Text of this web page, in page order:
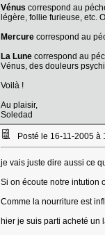
Vénus correspond au
légère, follie furieuse, etc.
Mercure correspond au
La Lune correspond au
Vénus, des douleurs
Voilà !
Au plaisir,
Soledad
Posté le 16-11-2005 à
je vais juste dire aussi ce
Si on écoute notre intution
Comme la nourriture est
hier je suis parti acheté un